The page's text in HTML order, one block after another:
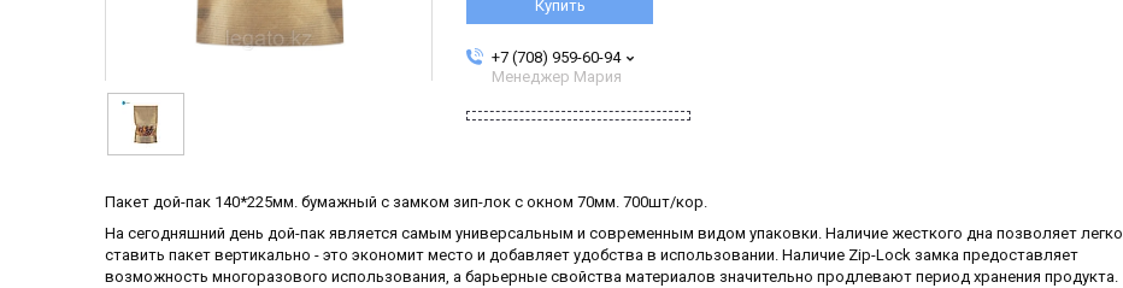
Купить
+7 (708) 959-60-94
Менеджер Мария
Пакет дой-пак 140*225мм. бумажный с замком зип-лок с окном 70мм. 700шт/кор.
На сегодняшний день дой-пак является самым универсальным и современным видом упаковки. Наличие жесткого дна позволяет легко
ставить пакет вертикально - это экономит место и добавляет удобства в использовании. Наличие Zip-Lock замка предоставляет
возможность многоразового использования, а барьерные свойства материалов значительно продлевают период хранения продукта.